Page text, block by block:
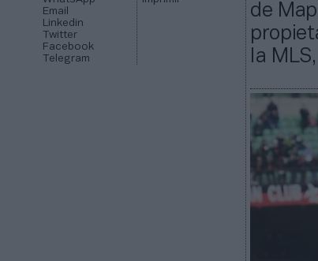
Email
Linkedin
Twitter
Facebook
Telegram
de
la